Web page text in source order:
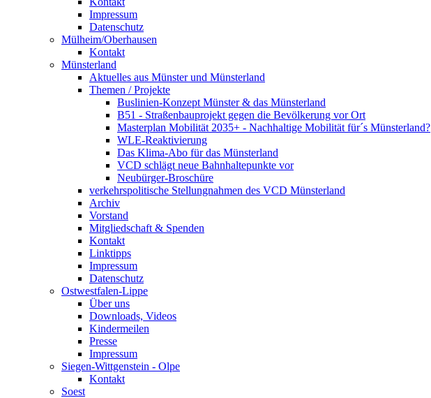
Impressum
Datenschutz
Mülheim/Oberhausen
Kontakt
Münsterland
Aktuelles aus Münster und Münsterland
Themen / Projekte
Buslinien-Konzept Münster & das Münsterland
B51 - Straßenbauprojekt gegen die Bevölkerung vor Ort
Masterplan Mobilität 2035+ - Nachhaltige Mobilität für´s Münsterland?
WLE-Reaktivierung
Das Klima-Abo für das Münsterland
VCD schlägt neue Bahnhaltepunkte vor
Neubürger-Broschüre
verkehrspolitische Stellungnahmen des VCD Münsterland
Archiv
Vorstand
Mitgliedschaft & Spenden
Kontakt
Linktipps
Impressum
Datenschutz
Ostwestfalen-Lippe
Über uns
Downloads, Videos
Kindermeilen
Presse
Impressum
Siegen-Wittgenstein - Olpe
Kontakt
Soest